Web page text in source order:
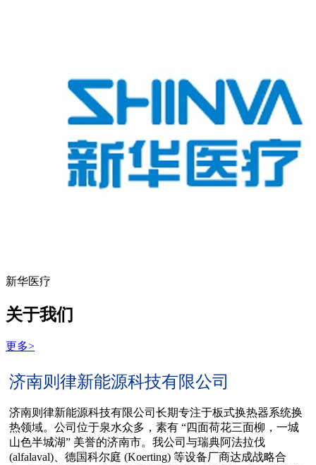
新华医疗
关于我们
更多>
济南则律新能源科技有限公司
济南则律新能源科技有限公司长期专注于板式换热器系统换
热领域。公司位于泉水众多，素有 “四面荷花三面柳，一城
山色半城湖” 美誉的济南市。我公司与瑞典阿法拉伐
(alfalaval)、德国科尔庭 (Koerting) 等设备厂商达成战略合